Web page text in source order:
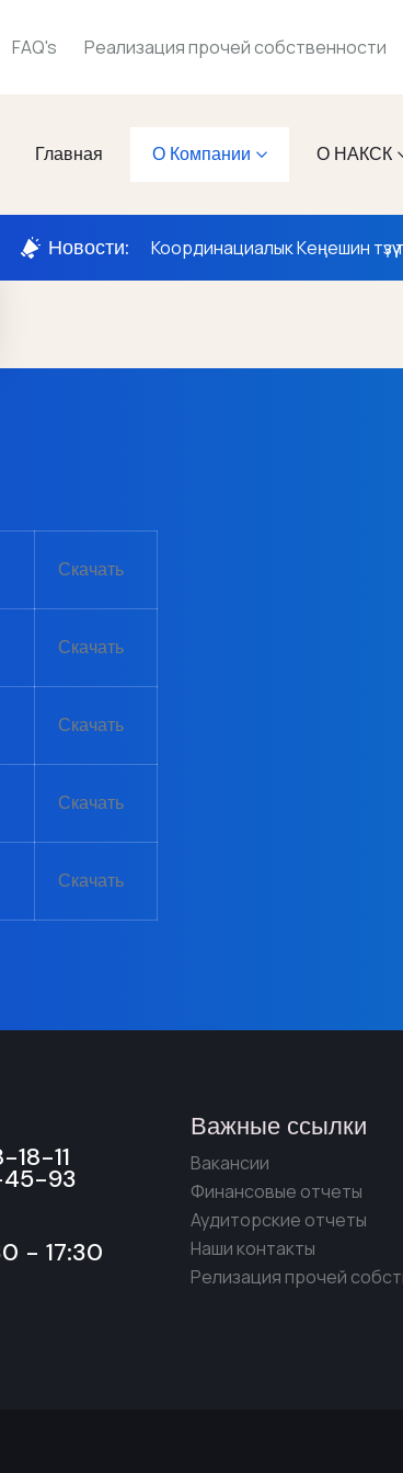
FAQ's Реализация прочей собственности
Главная О Компании О НАКСК
Новости: Координациалык Кеңешин түзүү
Скачать
Скачать
Скачать
Скачать
Скачать
18-11
45-93
- 17:30
Важные ссылки
Вакансии
Финансовые отчеты
Аудиторские отчеты
Наши контакты
Релизация прочей